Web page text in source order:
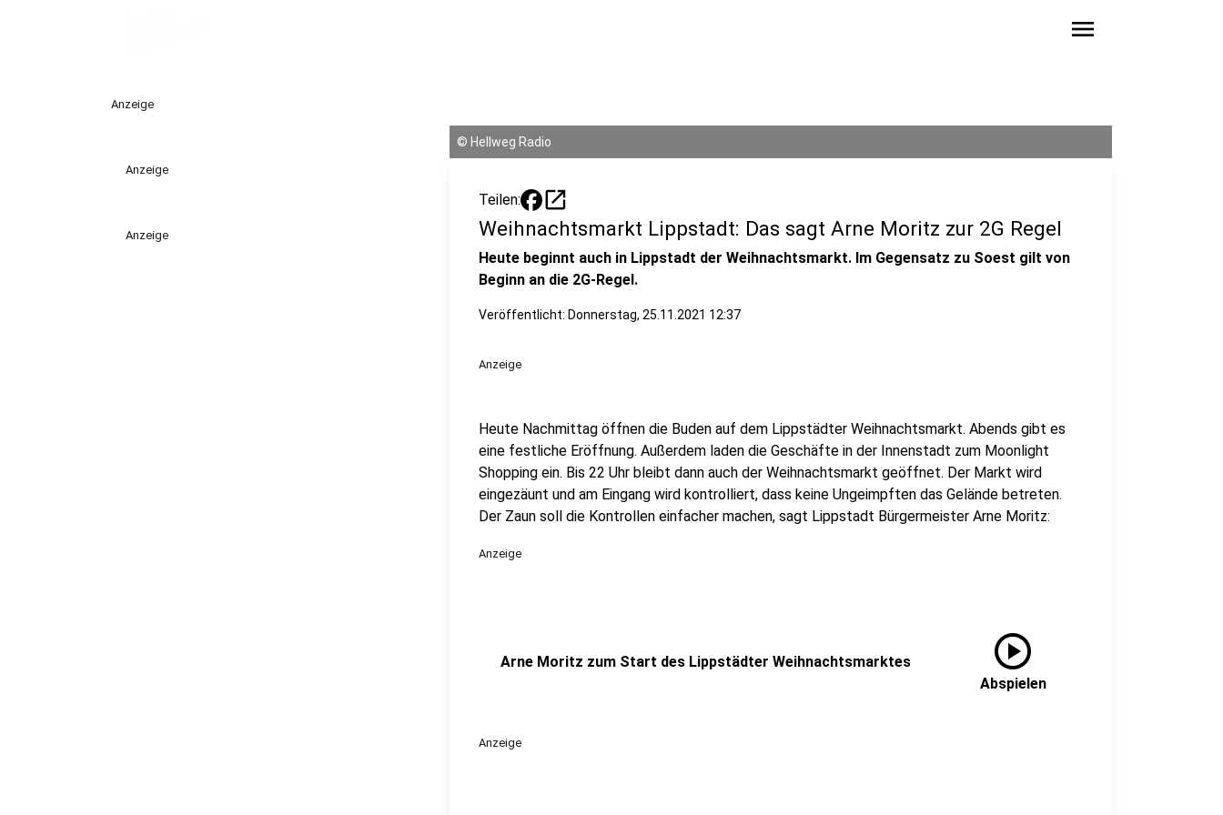
menu
Anzeige
Anzeige
Anzeige
© Hellweg Radio
Teilen: open_in_new
Weihnachtsmarkt Lippstadt: Das sagt Arne Moritz zur 2G Regel
Heute beginnt auch in Lippstadt der Weihnachtsmarkt. Im Gegensatz zu Soest gilt von
Beginn an die 2G-Regel.
Veröffentlicht: Donnerstag, 25.11.2021 12:37
Anzeige
Heute Nachmittag öffnen die Buden auf dem Lippstädter Weihnachtsmarkt. Abends gibt es
eine festliche Eröffnung. Außerdem laden die Geschäfte in der Innenstadt zum Moonlight
Shopping ein. Bis 22 Uhr bleibt dann auch der Weihnachtsmarkt geöffnet. Der Markt wird
eingezäunt und am Eingang wird kontrolliert, dass keine Ungeimpften das Gelände betreten.
Der Zaun soll die Kontrollen einfacher machen, sagt Lippstadt Bürgermeister Arne Moritz:
Anzeige
Arne Moritz zum Start des Lippstädter Weihnachtsmarktes play_circle
Abspielen
Anzeige